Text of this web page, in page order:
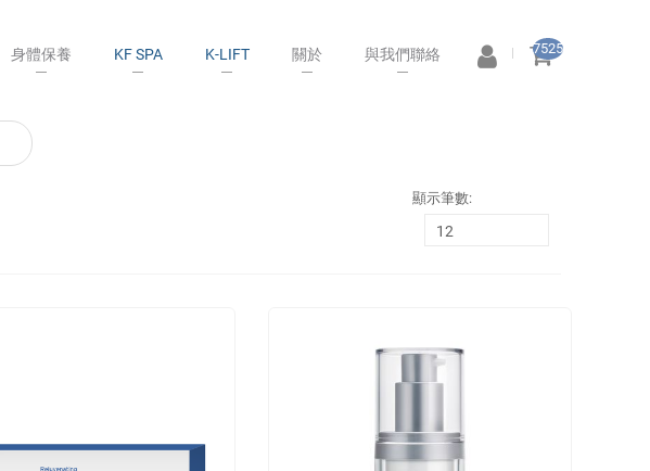
7525
身體保養 KF SPA K-LIFT 關於 與我們聯絡
顯示筆數: